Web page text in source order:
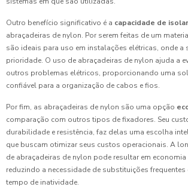
Outro benefício significativo é a capacidade de
abraçadeiras de nylon. Por serem feitas de um
são ideais para uso em instalações elétricas, onde a
prioridade. O uso de abraçadeiras de nylon ajuda a
outros problemas elétricos, proporcionando uma
confiável para a organização de cabos e fios.
Por fim, as abraçadeiras de nylon são uma opção
comparação com outros tipos de fixadores. Seu
durabilidade e resistência, faz delas uma escolha
que buscam otimizar seus custos operacionais. A
de abraçadeiras de nylon pode resultar em
reduzindo a necessidade de substituições
tempo de inatividade.